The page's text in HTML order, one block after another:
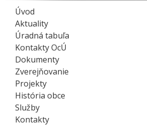
Úvod
Aktuality
Úradná tabuľa
Kontakty OcÚ
Dokumenty
Zverejňovanie
Projekty
História obce
Služby
Kontakty